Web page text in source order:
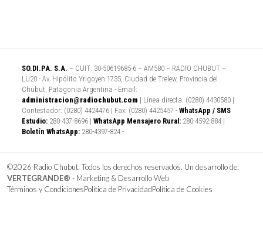
SO.DI.PA. S.A. – CUIT: 30-50619685-6 – AM580 – RADIO CHUBUT –
LU20 - Av. Hipólito Yrigoyen 1735, Ciudad de Trelew, Provincia del
Chubut, Patagonia Argentina - Email:
administracion@radiochubut.com | Línea directa: (0280) 4430580 |
Contestador: (0280) 4424476 | Fax: (0280) 4425457 - WhatsApp / SMS
Estudio: 280-437-8696 | WhatsApp Mensajero Rural: 280-4592-884 |
Boletín WhatsApp: 280-4397-824 -
©2026 Radio Chubut. Todos los derechos reservados. Un desarrollo de:
VERTEGRANDE® - Marketing & Desarrollo Web
Términos y CondicionesPolítica de PrivacidadPolítica de Cookies